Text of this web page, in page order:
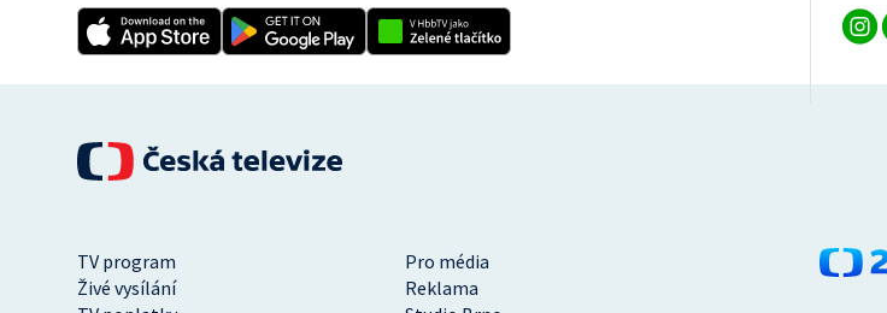
TV program
Pro média
Živé vysílání
Reklama